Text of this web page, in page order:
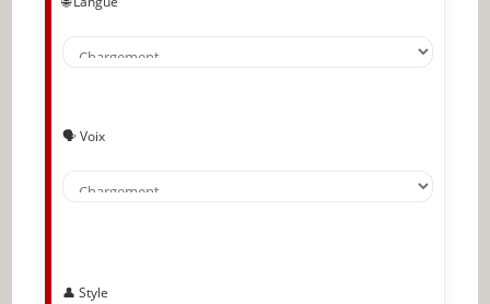
🗣️ Voix
👤 Style